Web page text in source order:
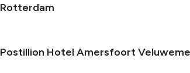
Rotterdam
Postillion Hotel Amersfoort